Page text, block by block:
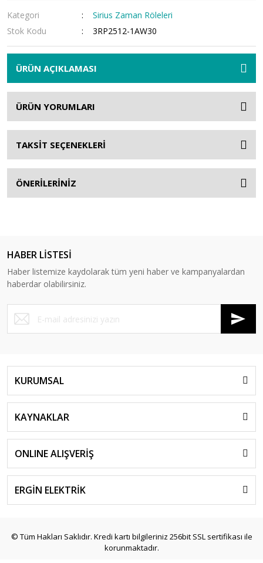
Kategori
Sirius Zaman Röleleri
Stok Kodu
3RP2512-1AW30
ÜRÜN AÇIKLAMASI
ÜRÜN YORUMLARI
TAKSİT SEÇENEKLERİ
ÖNERİLERİNİZ
HABER LİSTESİ
Haber listemize kaydolarak tüm yeni haber ve kampanyalardan
haberdar olabilirsiniz.
KURUMSAL
KAYNAKLAR
ONLINE ALIŞVERİŞ
ERGİN ELEKTRİK
© Tüm Hakları Saklıdır. Kredi kartı bilgileriniz 256bit SSL sertifikası ile
korunmaktadır.